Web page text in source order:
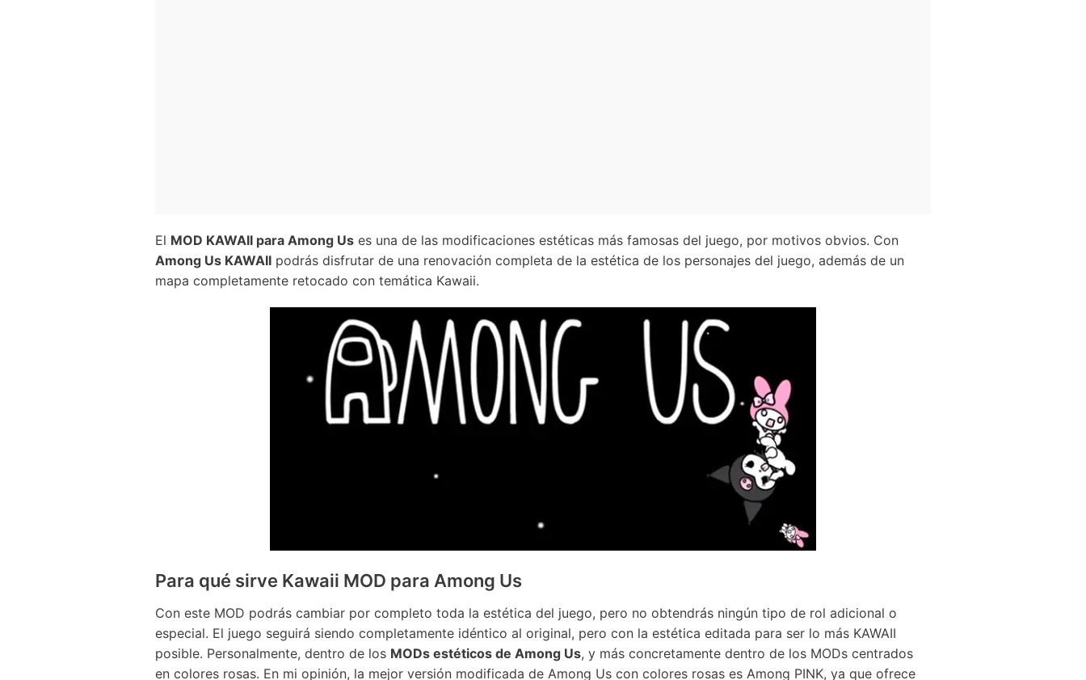
El MOD KAWAII para Among Us es una de las modificaciones estéticas más famosas del juego, por motivos obvios. Con
Among Us KAWAII podrás disfrutar de una renovación completa de la estética de los personajes del juego, además de un
mapa completamente retocado con temática Kawaii.
Para qué sirve Kawaii MOD para Among Us
Con este MOD podrás cambiar por completo toda la estética del juego, pero no obtendrás ningún tipo de rol adicional o
especial. El juego seguirá siendo completamente idéntico al original, pero con la estética editada para ser lo más KAWAII
posible. Personalmente, dentro de los MODs estéticos de Among Us, y más concretamente dentro de los MODs centrados
en colores rosas. En mi opinión, la mejor versión modificada de Among Us con colores rosas es Among PINK, ya que ofrece